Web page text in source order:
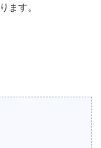
ます。